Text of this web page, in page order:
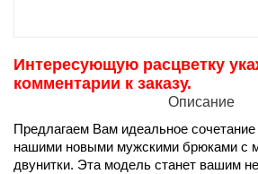
Интересующую расцветку
комментарии к заказу.
Описание
Предлагаем Вам идеальное
нашими новыми мужскими брюками с
двунитки. Эта модель станет вашим